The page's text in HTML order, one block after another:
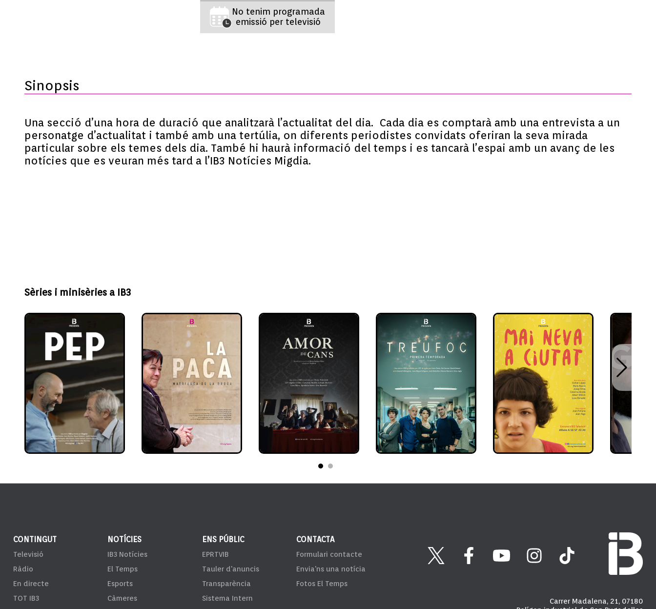
No tenim programada
emissió per televisió
Sinopsis
Una secció d’una hora de duració que analitzarà l’actualitat del dia. Cada dia es comptarà amb una entrevista a un
personatge d’actualitat i també amb una tertúlia, on diferents periodistes convidats oferiran la seva mirada
particular sobre els temes dels dia. També hi haurà informació del temps i es tancarà l’espai amb un avanç de les
notícies que es veuran més tard a l’IB3 Notícies Migdia.
Sèries i minisèries a IB3
CONTINGUT
Televisió
Ràdio
En directe
TOT IB3
NOTÍCIES
IB3 Notícies
El Temps
Esports
Càmeres
ENS PÚBLIC
EPRTVIB
Tauler d'anuncis
Transparència
Sistema Intern
CONTACTA
Formulari contacte
Envia'ns una notícia
Fotos El Temps
Carrer Madalena, 21, 07180